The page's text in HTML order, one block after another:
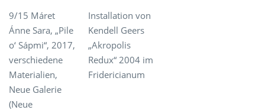
9/15 Máret
Ánne Sara, „Pile
o‘ Sápmi“, 2017,
verschiedene
Materialien,
Neue Galerie
(Neue
Installation von
Kendell Geers
„Αkropolis
Redux“ 2004 im
Fridericianum